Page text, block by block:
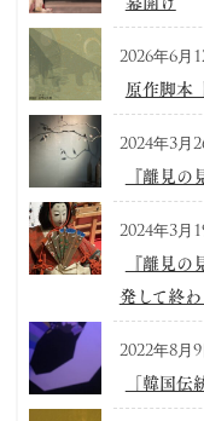
2026年6月
原作脚本
2024年3月
『離見
2024年3月
『離見
発して終わ
2022年8月9
「韓国